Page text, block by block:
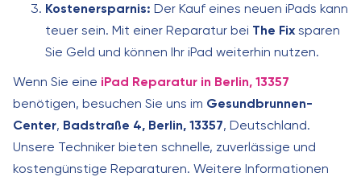
Kostenersparnis: Der Kauf eines neuen iPads kann
teuer sein. Mit einer Reparatur bei The Fix sparen
Sie Geld und können Ihr iPad weiterhin nutzen.
Wenn Sie eine iPad Reparatur in Berlin, 13357
benötigen, besuchen Sie uns im Gesundbrunnen-
Center, Badstraße 4, Berlin, 13357, Deutschland.
Unsere Techniker bieten schnelle, zuverlässige und
kostengünstige Reparaturen. Weitere Informationen